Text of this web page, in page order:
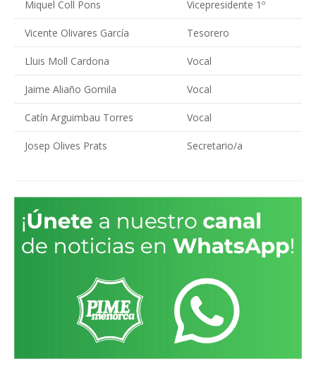
Miquel Coll Pons Vicepresidente 1º
Vicente Olivares García Tesorero
Lluis Moll Cardona Vocal
Jaime Aliaño Gomila Vocal
Catín Arguimbau Torres Vocal
Josep Olives Prats Secretario/a